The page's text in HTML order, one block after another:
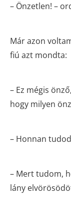
– Önzetlen! –
Már azon
fiú azt mondta:
– Ez mégis
hogy milyen
– Honnan
– Mert tudom,
lány